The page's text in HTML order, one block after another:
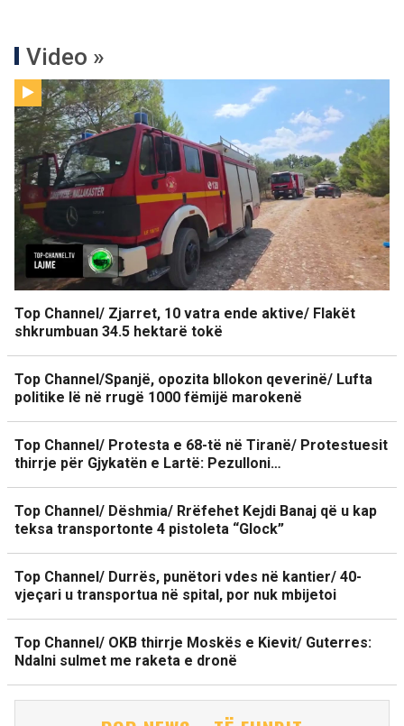
Video »
Top Channel/ Zjarret, 10 vatra ende aktive/ Flakët
shkrumbuan 34.5 hektarë tokë
Top Channel/Spanjë, opozita bllokon qeverinë/ Lufta
politike lë në rrugë 1000 fëmijë marokenë
Top Channel/ Protesta e 68-të në Tiranë/ Protestuesit
thirrje për Gjykatën e Lartë: Pezulloni…
Top Channel/ Dëshmia/ Rrëfehet Kejdi Banaj që u kap
teksa transportonte 4 pistoleta “Glock”
Top Channel/ Durrës, punëtori vdes në kantier/ 40-
vjeçari u transportua në spital, por nuk mbijetoi
Top Channel/ OKB thirrje Moskës e Kievit/ Guterres:
Ndalni sulmet me raketa e dronë